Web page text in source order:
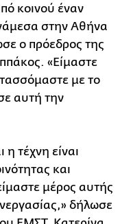
κοινού έναν
στην Αθήνα
ο πρόεδρος της
«Είμαστε
με το
αυτή την
τέχνη είναι
και
μέρος αυτής
δήλωσε